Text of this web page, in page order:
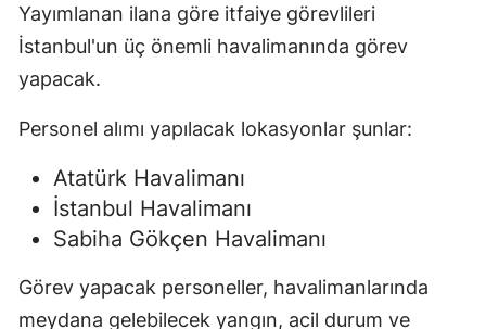
Yayımlanan ilana göre itfaiye görevlileri
İstanbul'un üç önemli havalimanında görev
yapacak.
Personel alımı yapılacak lokasyonlar şunlar:
Atatürk Havalimanı
İstanbul Havalimanı
Sabiha Gökçen Havalimanı
Görev yapacak personeller, havalimanlarında
meydana gelebilecek yangın, acil durum ve